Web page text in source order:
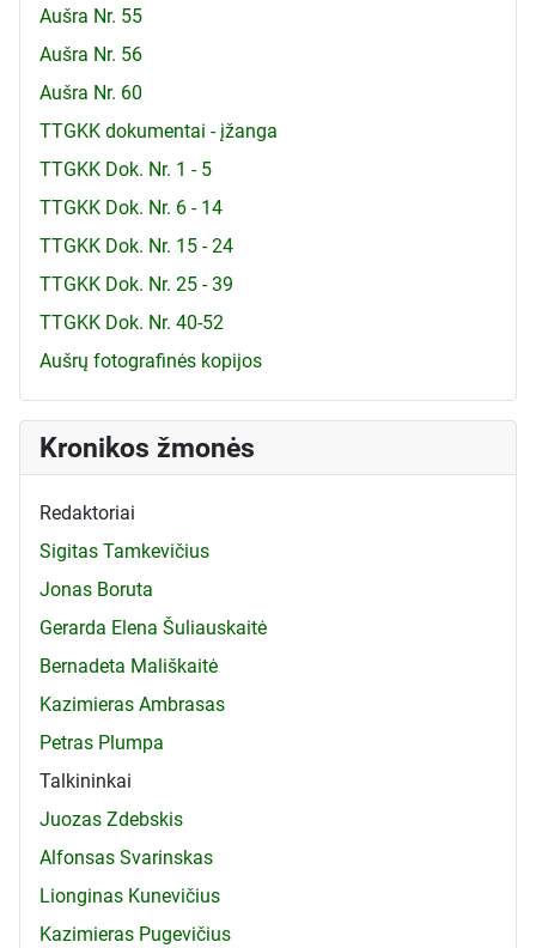
Aušra Nr. 55
Aušra Nr. 56
Aušra Nr. 60
TTGKK dokumentai - įžanga
TTGKK Dok. Nr. 1 - 5
TTGKK Dok. Nr. 6 - 14
TTGKK Dok. Nr. 15 - 24
TTGKK Dok. Nr. 25 - 39
TTGKK Dok. Nr. 40-52
Aušrų fotografinės kopijos
Kronikos žmonės
Redaktoriai
Sigitas Tamkevičius
Jonas Boruta
Gerarda Elena Šuliauskaitė
Bernadeta Mališkaitė
Kazimieras Ambrasas
Petras Plumpa
Talkininkai
Juozas Zdebskis
Alfonsas Svarinskas
Lionginas Kunevičius
Kazimieras Pugevičius